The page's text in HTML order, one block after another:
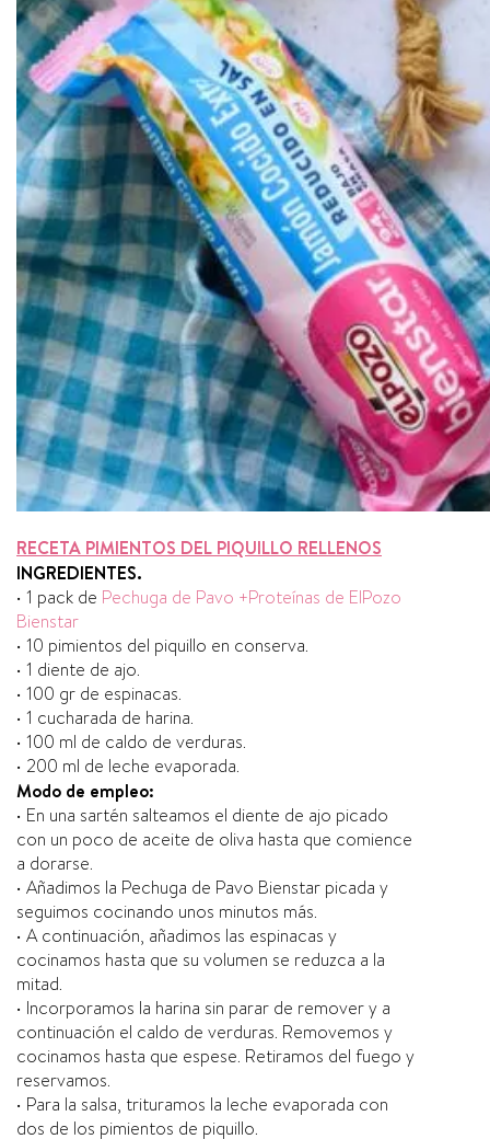
RECETA PIMIENTOS DEL PIQUILLO RELLENOS
INGREDIENTES.
• 1 pack de Pechuga de Pavo +Proteínas de ElPozo
Bienstar
• 10 pimientos del piquillo en conserva.
• 1 diente de ajo.
• 100 gr de espinacas.
• 1 cucharada de harina.
• 100 ml de caldo de verduras.
• 200 ml de leche evaporada.
Modo de empleo:
• En una sartén salteamos el diente de ajo picado
con un poco de aceite de oliva hasta que comience
a dorarse.
• Añadimos la Pechuga de Pavo Bienstar picada y
seguimos cocinando unos minutos más.
• A continuación, añadimos las espinacas y
cocinamos hasta que su volumen se reduzca a la
mitad.
• Incorporamos la harina sin parar de remover y a
continuación el caldo de verduras. Removemos y
cocinamos hasta que espese. Retiramos del fuego y
reservamos.
• Para la salsa, trituramos la leche evaporada con
dos de los pimientos de piquillo.